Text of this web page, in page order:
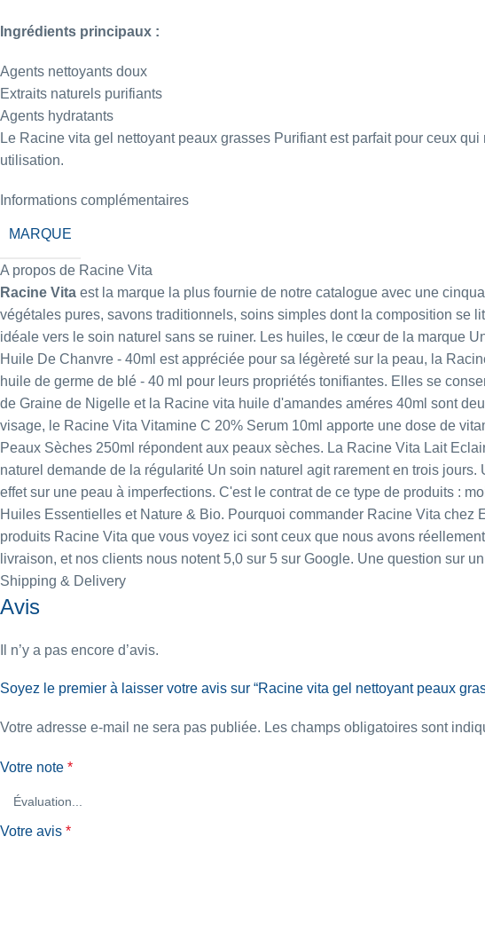
Ingrédients principaux :
Agents nettoyants doux
Extraits naturels purifiants
Agents hydratants
Le Racine vita gel nettoyant peaux grasses Purifiant est parfait pour ceux
utilisation.
Informations complémentaires
MARQUE
A propos de Racine Vita
Racine Vita est la marque la plus fournie de notre catalogue avec une
végétales pures, savons traditionnels, soins simples dont la composition se
idéale vers le soin naturel sans se ruiner. Les huiles, le cœur de la marque
Huile De Chanvre - 40ml est appréciée pour sa légèreté sur la peau, la
huile de germe de blé - 40 ml pour leurs propriétés tonifiantes. Elles se
de Graine de Nigelle et la Racine vita huile d'amandes améres 40ml sont
visage, le Racine Vita Vitamine C 20% Serum 10ml apporte une dose de
Peaux Sèches 250ml répondent aux peaux sèches. La Racine Vita Lait
naturel demande de la régularité Un soin naturel agit rarement en trois
effet sur une peau à imperfections. C'est le contrat de ce type de produits :
Huiles Essentielles et Nature & Bio. Pourquoi commander Racine Vita chez
produits Racine Vita que vous voyez ici sont ceux que nous avons
livraison, et nos clients nous notent 5,0 sur 5 sur Google. Une question sur
Shipping & Delivery
Avis
Il n’y a pas encore d’avis.
Soyez le premier à laisser votre avis sur “Racine vita gel nettoyant peaux
Votre adresse e-mail ne sera pas publiée. Les champs obligatoires sont
Votre note *
Votre avis *